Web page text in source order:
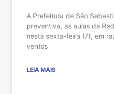
A Prefeitura de São
preventiva, as aulas da
nesta sexta-feira (7), em
ventos
LEIA MAIS